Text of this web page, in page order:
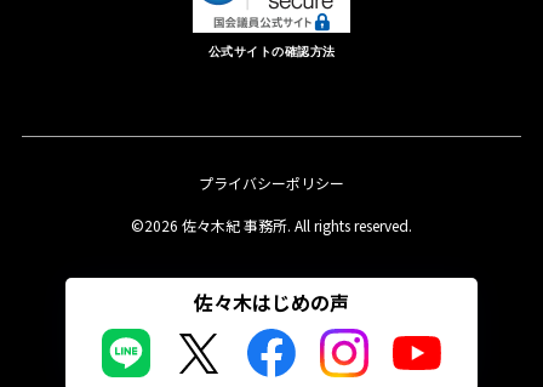
佐々木はじめの声
公式サイトの確認方法
プライバシーポリシー
©2026 佐々木紀 事務所. All rights reserved.